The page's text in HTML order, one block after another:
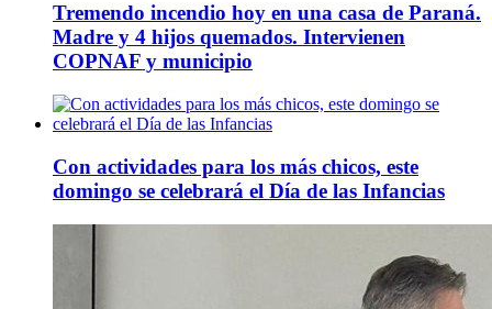
Tremendo incendio hoy en una casa de Paraná.
Madre y 4 hijos quemados. Intervienen
COPNAF y municipio
Con actividades para los más chicos, este
domingo se celebrará el Día de las Infancias